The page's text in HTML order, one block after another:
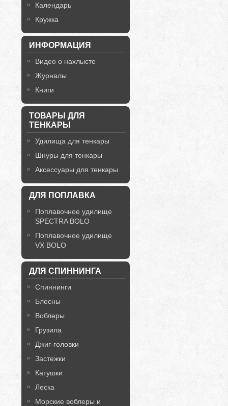
Календарь
Кружка
ИНФОРМАЦИЯ
Видео о нахлысте
Журналы
Книги
ТОВАРЫ ДЛЯ
ТЕНКАРЫ
Удилища для тенкары
Шнуры для тенкары
Аксессуары для тенкары
ДЛЯ ПОПЛАВКА
Поплавочное удилище
SPECTRA BOLO
Поплавочное удилище
VX BOLO
ДЛЯ СПИННИНГА
Спиннинги
Блесны
Воблеры
Грузила
Джиг-головки
Застежки
Катушки
Леска
Морские воблеры и